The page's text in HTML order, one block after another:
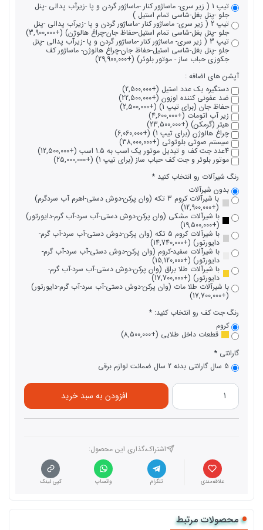
تیپ 1 ( زیر سری- ماساژور کنار -ماساژور گردن و پا -زیرآب پدالی -پنل
جلو -پنل بغل-شاسی تمام استیل )
تیپ 2 ( زیر سری- ماساژور کنار -ماساژور گردن و پا -زیرآب پدالی -پنل
جلو -پنل بغل-شاسی تمام استیل-حفاظ جان-چراغ هالوژن) (+3,900,000)
تیپ 3 ( زیر سری- ماساژور کنار -ماساژور گردن و پا -زیرآب پدالی -پنل
جلو -پنل بغل-شاسی استیل-حفاظ جان-چراغ هالوژن- ماساژور کف
جکوزی حباب ساز - موتور بلوئر) (+29,900,000)
آپشن های اضافه :
دستگیره یک عدد استیل (+2,500,000)
ضد عفونی کننده اوزون (+22,500,000)
حفاظ جان (برای تیپ 1) (+2,500,000)
زیر آب اتومات (+4,600,000)
هیتر (گرمکن) (+23,500,000)
چراغ هالوژن (برای تیپ 1) (+6,060,000)
سیستم صوتی بلوتوثی (+38,000,000)
4عدد جت کف و تبدیل موتور یک اسب به 1.5 اسب (+12,500,000)
موتور بلوئر و جت کف حباب ساز (برای تیپ 1) (+25,000,000)
رنگ شیرآلات رو انتخاب کنید
بدون شیرآلات
با شیرآلات کروم 3 تکه (وان پرکن-دوش دستی-اهرم آب سردگرم)
(+12,900,000)
با شیرآلات مشکی (وان پرکن-دوش دستی-آب سرد-آب گرم-دایورتور)
(+19,500,000)
با شیرآلات کروم 5 تکه (وان پرکن-دوش دستی-آب سرد-آب گرم-
دایورتور) (+14,740,000)
با شیرآلات سفید-کروم (وان پرکن-دوش دستی-آب سرد-آب گرم-
دایورتور) (+15,120,000)
با شیرآلات طلا براق (وان پرکن-دوش دستی-آب سرد-آب گرم-
دایورتور) (+17,700,000)
با شیرآلات طلا مات (وان پرکن-دوش دستی-آب سرد-آب گرم-دایورتور)
(+17,700,000)
رنگ جت کف رو انتخاب کنید:
کروم
قطعات داخل طلایی (+8,500,000)
گارانتی
5 سال گارانتی بدنه 2 سال ضمانت لوازم برقی
افزودن به سبد خرید
اشتراک،گذاری این محصول‌:
علاقه‌مندی تلگرام واتساپ کپی لینک
محصولات مرتبط